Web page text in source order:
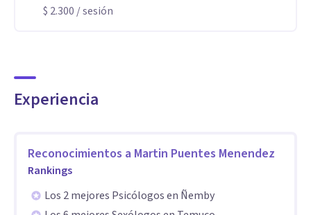
*Licenciado en Psicología
*Diploma en gestión de Proyectos
*Diploma en terapia cognitivo conductual
*Magister Psicología Forense
*Especialización en Drogodependencias
* Primero Auxilios Psicológicos
$ 2.300 / sesión
Experiencia
Reconocimientos a Martin Puentes Menendez
Rankings
Los 2 mejores Psicólogos en Ñemby